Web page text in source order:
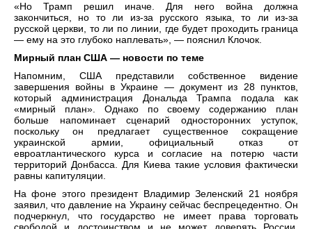
«Но Трамп решил иначе. Для него война должна
закончиться, но то ли из-за русского языка, то ли из-за
русской церкви, то ли по линии, где будет проходить граница
— ему на это глубоко наплевать», — пояснил Клочок.
Мирный план США — новости по теме
Напомним, США представили собственное видение
завершения войны в Украине — документ из 28 пунктов,
который администрация Дональда Трампа подала как
«мирный план». Однако по своему содержанию план
больше напоминает сценарий односторонних уступок,
поскольку он предлагает существенное сокращение
украинской армии, официальный отказ от
евроатлантического курса и согласие на потерю части
территорий Донбасса. Для Киева такие условия фактически
равны капитуляции.
На фоне этого президент Владимир Зеленский 21 ноября
заявил, что давление на Украину сейчас беспрецедентно. Он
подчеркнул, что государство не имеет права торговать